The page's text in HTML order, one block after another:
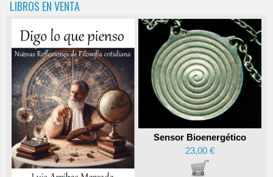
LIBROS EN VENTA
Sensor Bioenergético
23,00 €